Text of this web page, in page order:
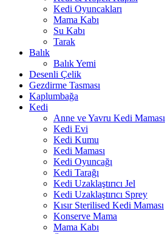
Kedi Oyuncakları
Mama Kabı
Su Kabı
Tarak
Balık
Balık Yemi
Desenli Çelik
Gezdirme Tasması
Kaplumbağa
Kedi
Anne ve Yavru Kedi Maması
Kedi Evi
Kedi Kumu
Kedi Maması
Kedi Oyuncağı
Kedi Tarağı
Kedi Uzaklaştırıcı Jel
Kedi Uzaklaştırıcı Sprey
Kısır Sterilised Kedi Maması
Konserve Mama
Mama Kabı